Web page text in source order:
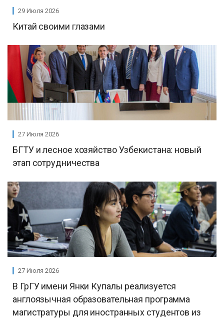
29 Июля 2026
Китай своими глазами
27 Июля 2026
БГТУ и лесное хозяйство Узбекистана: новый
этап сотрудничества
27 Июля 2026
В ГрГУ имени Янки Купалы реализуется
англоязычная образовательная программа
магистратуры для иностранных студентов из